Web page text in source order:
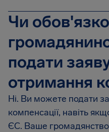
Чи
подати
отримання
Ні. Ви можете подати
компенсації, навіть
ЄС. Ваше